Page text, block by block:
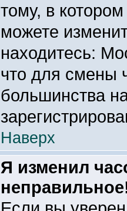
тому, в
можете
находитесь:
что для смены
большинства
Наверх
Я изменил